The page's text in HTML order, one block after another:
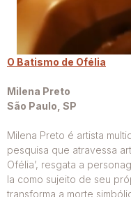
O Batismo de Ofélia
Milena Preto
São Paulo, SP
Milena Preto é artista
pesquisa que atravessa
Ofélia’, resgata a
la como sujeito de seu
transforma a morte